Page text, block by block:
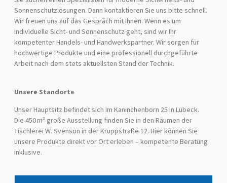
Sonnenschutzlösungen. Dann kontaktieren Sie uns bitte schnell.
Wir freuen uns auf das Gespräch mit Ihnen. Wenn es um
individuelle Sicht- und Sonnenschutz geht, sind wir Ihr
kompetenter Handels- und Handwerkspartner. Wir sorgen für
hochwertige Produkte und eine professionell durchgeführte
Arbeit nach dem stets aktuellsten Stand der Technik.
Unsere Standorte
Unser Hauptsitz befindet sich im Kaninchenborn 25 in Lübeck.
Die 450 m² große Ausstellung finden Sie in den Räumen der
Tischlerei W. Svenson in der Kruppstraße 12. Hier können Sie
unsere Produkte direkt vor Ort erleben – kompetente Beratung
inklusive.